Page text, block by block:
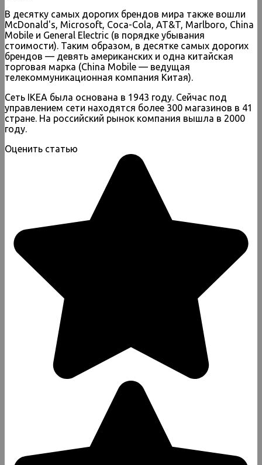
В десятку самых дорогих брендов мира также вошли
McDonald's, Microsoft, Coca-Cola, AT&T, Marlboro, China
Mobile и General Electric (в порядке убывания
стоимости). Таким образом, в десятке самых дорогих
брендов — девять американских и одна китайская
торговая марка (China Mobile — ведущая
телекоммуникационная компания Китая).
Сеть IKEA была основана в 1943 году. Сейчас под
управлением сети находятся более 300 магазинов в 41
стране. На российский рынок компания вышла в 2000
году.
Оценить статью